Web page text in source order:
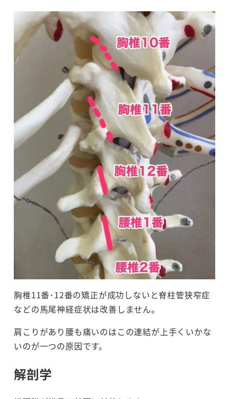
胸椎11番･12番の矯正が成功しないと脊柱管狭窄症
などの馬尾神経症状は改善しません。
肩こりがあり腰も痛いのはこの連結が上手くいかな
いのが一つの原因です。
解剖学